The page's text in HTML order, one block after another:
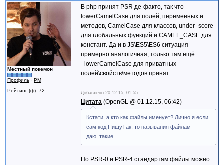
Местный покемон
Профиль · PM
Рейтинг (ф): 72
В php принят PSR де-факто, так что
lowerCamelCase для полей, переменных и
методов, CamelCase для классов, under_score
для глобальных функций и CAMEL_CASE для
констант. Да и в JS\ES5\ES6 ситуация
примерно аналогичная, только там ещё
_lowerCamelCase для приватных
полей\свойств\методов принят.
Добавлено 20.12.15, 01:55
Цитата OpenGL @ 01.12.15, 06:42
Кстати, а кто как файлы именует? Лично я если
сам код ПишуТак, то называния файлам
даю_такие.
По PSR-0 и PSR-4 стандартам файлы можно